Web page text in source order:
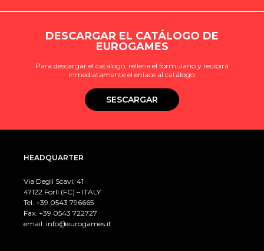
DESCARGAR EL CATÁLOGO DE
EUROGAMES
Para descargar el catálogo, rellene el formulario y recibirá
inmediatamente el enlace al catálogo.
SESCARGAR
HEADQUARTER
Via Degli Scavi, 41
47122 Forlì (FC) – ITALY
Tel. +39 0543 796665
Fax. +39 0543 722727
email: info@eurogames.it